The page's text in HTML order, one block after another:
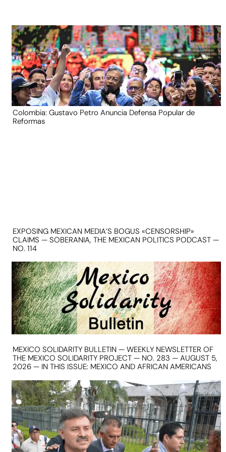
Colombia: Gustavo Petro Anuncia Defensa Popular de
Reformas
EXPOSING MEXICAN MEDIA’S BOGUS «CENSORSHIP»
CLAIMS — SOBERANIA, THE MEXICAN POLITICS PODCAST —
NO. 114
MEXICO SOLIDARITY BULLETIN — WEEKLY NEWSLETTER OF
THE MEXICO SOLIDARITY PROJECT — NO. 283 — AUGUST 5,
2026 — IN THIS ISSUE: MEXICO AND AFRICAN AMERICANS